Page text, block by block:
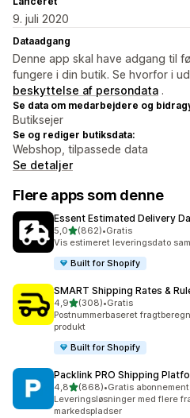
9. juli 2020
Dataadgang
Denne app skal have adgang til
fungere i din butik. Se hvorfor i
beskyttelse af persondata .
Se data om medarbejdere og
Butiksejer
Se og rediger butiksdata:
Webshop, tilpassede data
Se detaljer
Flere apps som denne
Essent Estimated Delivery
5,0ud af 5 stjerner
(862)
862 anmeldelser i alt
•Gratis
Vis estimeret leveringsdato
Built for Shopify
SMART Shipping Rates &
4,9ud af 5 stjerner
(308)
308 anmeldelser i alt
•Gratis
Postnummerbaseret
produkt
Built for Shopify
Packlink PRO Shipping
4,8ud af 5 stjerner
(868)
868 anmeldelser i alt
•Gratis
Leveringsløsninger med flere
markedspladser